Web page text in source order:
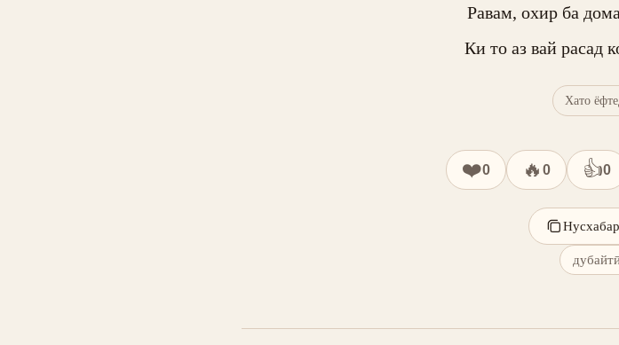
Равам, охир ба
Ки то аз вай расад
Хато
❤️0 🔥 0 👍0